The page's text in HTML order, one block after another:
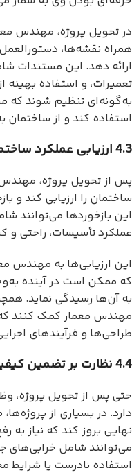
در تحویل پروژه، مهندس
همراه نقشه‌ها،
ارائه دهد. این مستندات
تعمیرات، و استفاده بهینه
به‌گونه‌ای تنظیم شوند که
استفاده کند و از ساختمان
4.3 ارزیابی عملکرد ساختمان و جمع‌آوری بازخورد
پس از تحویل پروژه،
ساختمان را ارزیابی کند و
این بازخوردها می‌توانند
عملکرد تأسیسات، راحتی و
این ارزیابی‌ها به مهندس
که ممکن است در آینده
به آن‌ها رسیدگی نماید.
مهندس معمار کمک کنند
طراحی‌ها و فرآیندهای
4.4 نظارت بر تضمین کیفیت و رفع مشکلات پس از تحویل
حتی پس از تحویل پروژه،
دارد. در بسیاری از
نهایی بروز کند که نیاز
می‌توانند شامل خرابی‌های
استفاده نادرست یا شرایط